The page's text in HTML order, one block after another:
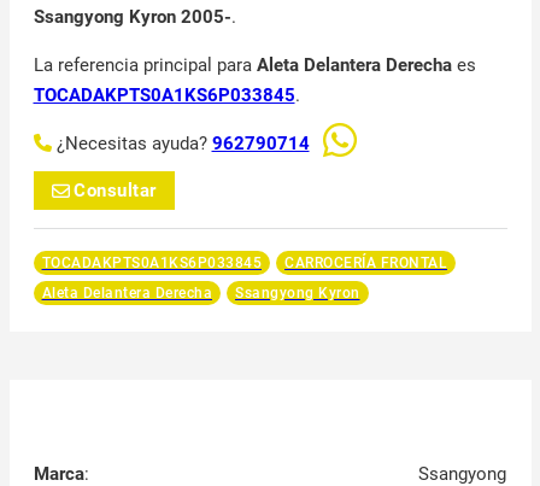
Ssangyong Kyron 2005-.
La referencia principal para Aleta Delantera Derechaes
TOCADAKPTS0A1KS6P033845.
¿Necesitas ayuda? 962790714
Consultar
TOCADAKPTS0A1KS6P033845
CARROCERÍA FRONTAL
Aleta Delantera Derecha
Ssangyong Kyron
Marca:
Ssangyong